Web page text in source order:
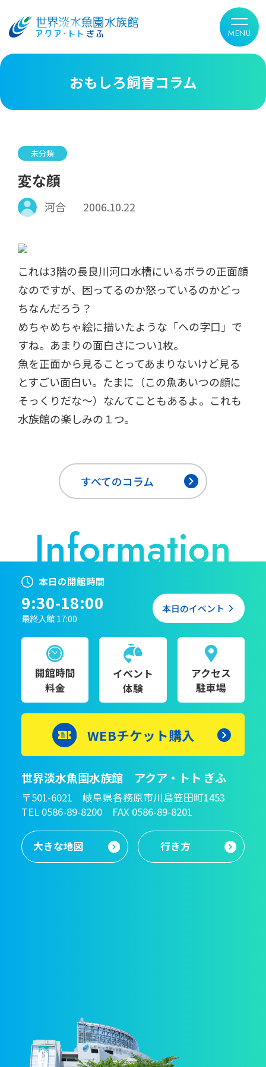
おもしろ飼育コラム
未分類
変な顔
河合 2006.10.22
これは3階の長良川河口水槽にいるボラの正面顔
なのですが、困ってるのか怒っているのかどっ
ちなんだろう？
めちゃめちゃ絵に描いたような「ヘの字口」で
すね。あまりの面白さについ1枚。
魚を正面から見ることってあまりないけど見る
とすごい面白い。たまに（この魚あいつの顔に
そっくりだな～）なんてこともあるよ。これも
水族館の楽しみの１つ。
すべてのコラム
本日の開館時間
9:30-18:00
最終入館 17:00
本日のイベント
開館時間
料金
イベント
体験
アクセス
駐車場
WEBチケット購入
世界淡水魚園水族館 アクア・トト ぎふ
〒501-6021 岐阜県各務原市川島笠田町1453
TEL 0586-89-8200 FAX 0586-89-8201
大きな地図 行き方